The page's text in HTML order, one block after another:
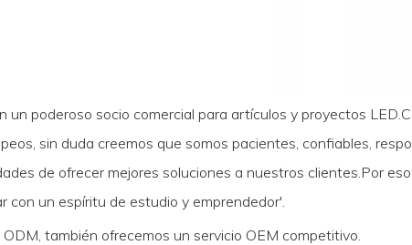
poderoso socio comercial para artículos y proyectos
sin duda creemos que somos pacientes, confiables,
de ofrecer mejores soluciones a nuestros clientes.Por
un espíritu de estudio y emprendedor'.
también ofrecemos un servicio OEM competitivo.